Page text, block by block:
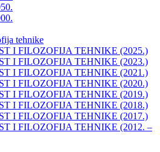
tehnike
I FILOZOFIJA TEHNIKE (2025.)
I FILOZOFIJA TEHNIKE (2023.)
I FILOZOFIJA TEHNIKE (2021.)
I FILOZOFIJA TEHNIKE (2020.)
I FILOZOFIJA TEHNIKE (2019.)
I FILOZOFIJA TEHNIKE (2018.)
I FILOZOFIJA TEHNIKE (2017.)
I FILOZOFIJA TEHNIKE (2012. –